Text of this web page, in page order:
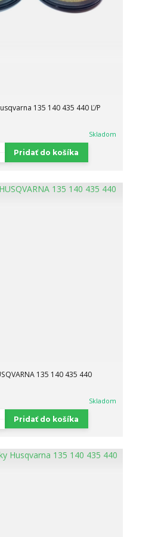
135 140 435 440 Ľ/P
Skladom
Pridať do košíka
135 140 435 440
Skladom
Pridať do košíka